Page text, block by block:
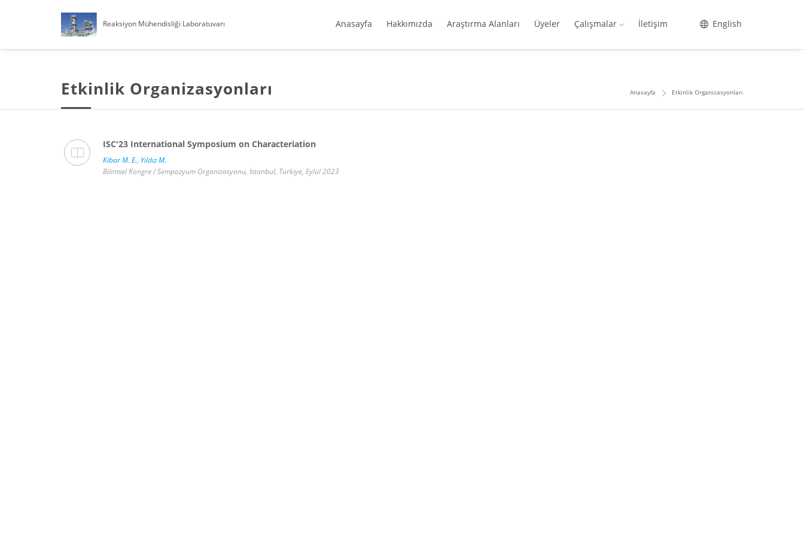
Reaksiyon Mühendisliği Laboratuvarı Anasayfa Hakkımızda Araştırma Alanları Üyeler Çalışmalar İletişim English
Etkinlik Organizasyonları Anasayfa Etkinlik Organizasyonları
ISC'23 International Symposium on Characteriation
Kibar M. E., Yıldız M.
Bilimsel Kongre / Sempozyum Organizasyonu, İstanbul, Türkiye, Eylül 2023